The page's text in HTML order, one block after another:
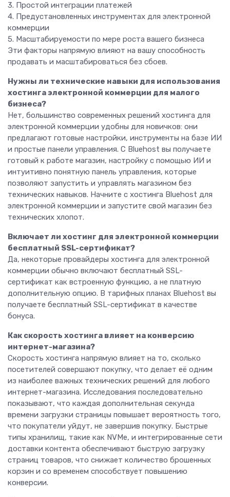
3. Простой интеграции платежей
4. Предустановленных инструментах для электронной
коммерции
5. Масштабируемости по мере роста вашего бизнеса
Эти факторы напрямую влияют на вашу способность
продавать и масштабироваться без сбоев.
Нужны ли технические навыки для использования
хостинга электронной коммерции для малого
бизнеса?
Нет, большинство современных решений хостинга для
электронной коммерции удобны для новичков: они
предлагают готовые настройки, инструменты на базе ИИ
и простые панели управления. С Bluehost вы получаете
готовый к работе магазин, настройку с помощью ИИ и
интуитивно понятную панель управления, которые
позволяют запустить и управлять магазином без
технических навыков. Начните с хостинга Bluehost для
электронной коммерции и запустите свой магазин без
технических хлопот.
Включает ли хостинг для электронной коммерции
бесплатный SSL-сертификат?
Да, некоторые провайдеры хостинга для электронной
коммерции обычно включают бесплатный SSL-
сертификат как встроенную функцию, а не платную
дополнительную опцию. В тарифных планах Bluehost вы
получаете бесплатный SSL-сертификат в качестве
бонуса.
Как скорость хостинга влияет на конверсию
интернет-магазина?
Скорость хостинга напрямую влияет на то, сколько
посетителей совершают покупку, что делает её одним
из наиболее важных технических решений для любого
интернет-магазина. Исследования последовательно
показывают, что каждая дополнительная секунда
времени загрузки страницы повышает вероятность того,
что покупатели уйдут, не завершив покупку. Быстрые
типы хранилищ, такие как NVMe, и интегрированные сети
доставки контента обеспечивают быструю загрузку
страниц товаров, что снижает количество брошенных
корзин и со временем способствует повышению
конверсии.